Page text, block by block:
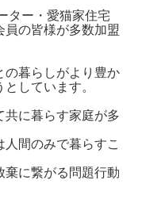
ター・愛猫家住宅
員の皆様が多数加盟
の暮らしがより豊か
しています。
共に暮らす家庭が多
間のみで暮らすこ
棄に繋がる問題行動